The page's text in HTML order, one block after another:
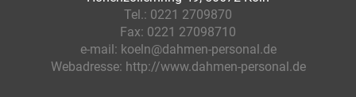
Tel.: 0221 2709870
Fax: 0221 27098710
e-mail: koeln@dahmen-personal.de
Webadresse: http://www.dahmen-personal.de